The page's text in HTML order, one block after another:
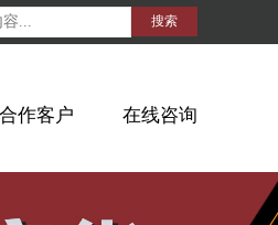
搜索
合作客户 在线咨询